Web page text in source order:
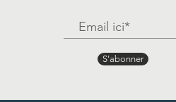
S'abonner